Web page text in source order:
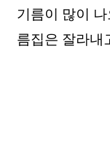
기름이 많이
름집은 잘라내